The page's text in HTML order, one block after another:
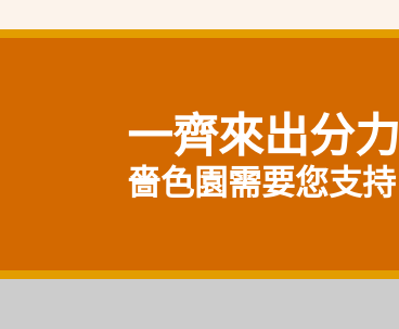
一齊來出分力
嗇色園需要您支持